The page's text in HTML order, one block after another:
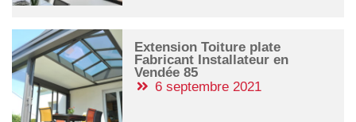
Extension Toiture plate
Fabricant Installateur en
Vendée 85
6 septembre 2021